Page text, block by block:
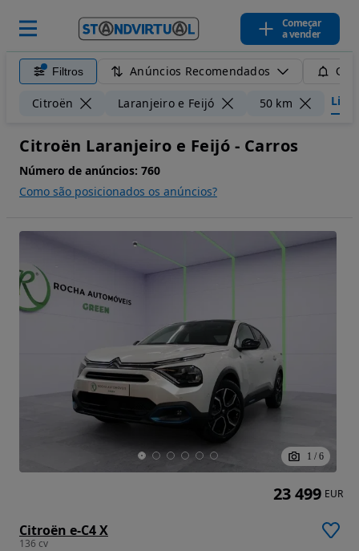
Começar
a vender
Filtros Anúncios Recomendados
Citroën Laranjeiro e Feijó 50 km
Citroën Laranjeiro e Feijó - Carros
Número de anúncios: 760
Como são posicionados os anúncios?
1 / 6
Citroën e-C4 X
136 cv
23 499 EUR